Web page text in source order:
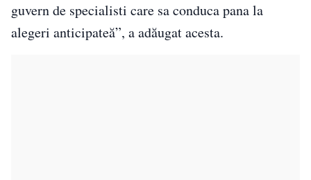
guvern de specialisti care sa conduca pana la
alegeri anticipateă”, a adăugat acesta.